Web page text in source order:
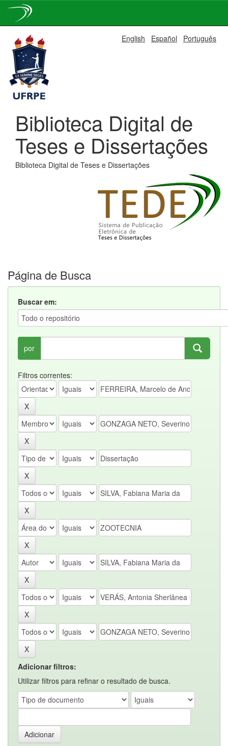
navigation
English Español Português
Biblioteca Digital de
Teses e Dissertações
Biblioteca Digital de Teses e Dissertações
Página de Busca
Buscar em:
por
Filtros correntes:
Adicionar filtros:
Utilizar filtros para refinar o resultado de busca.